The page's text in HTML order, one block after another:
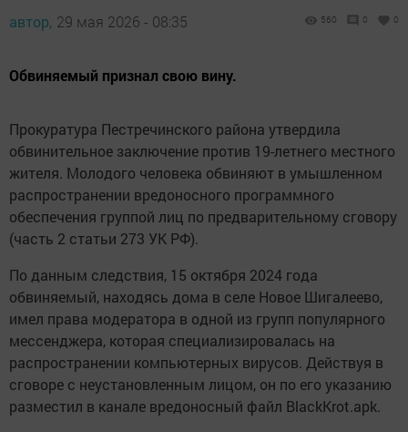
автор, 29 мая 2026 - 08:35 560 0 0
Обвиняемый признал свою вину.
Прокуратура Пестречинского района утвердила
обвинительное заключение против 19-летнего местного
жителя. Молодого человека обвиняют в умышленном
распространении вредоносного программного
обеспечения группой лиц по предварительному сговору
(часть 2 статьи 273 УК РФ).
По данным следствия, 15 октября 2024 года
обвиняемый, находясь дома в селе Новое Шигалеево,
имел права модератора в одной из групп популярного
мессенджера, которая специализировалась на
распространении компьютерных вирусов. Действуя в
сговоре с неустановленным лицом, он по его указанию
разместил в канале вредоносный файл BlackKrot.apk.